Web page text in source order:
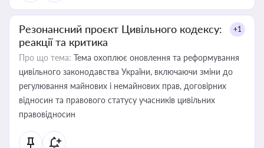
Резонансний проєкт Цивільного кодексу:
реакції та критика
+1
Про що тема: Тема охоплює оновлення та реформування
цивільного законодавства України, включаючи зміни до
регулювання майнових і немайнових прав, договірних
відносин та правового статусу учасників цивільних
правовідносин